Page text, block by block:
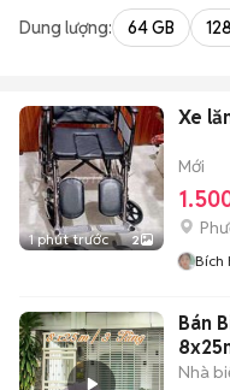
Dung lượng: 64 GB
1 phút trước 2
Xe
Mới
Bích
Bán
Nhà